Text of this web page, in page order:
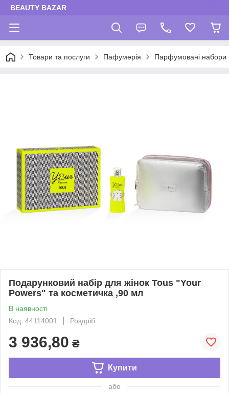
BEAUTY BAZAR
Товари та послуги Пафумерія Парфумовані набори
Подарунковий набір для жінок Tous "Your
Powers" та косметичка ,90 мл
В наявності
Код: 44114001
Роздріб
3 936,80 ₴
Купити
або